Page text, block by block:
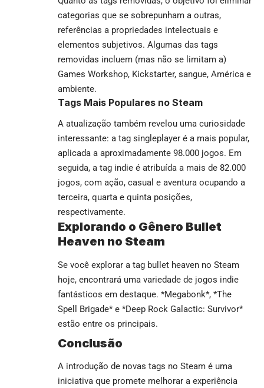
categorias que se sobrepunham a outras,
referências a propriedades intelectuais e
elementos subjetivos. Algumas das tags
removidas incluem (mas não se limitam a)
Games Workshop, Kickstarter, sangue, América e
ambiente.
Tags Mais Populares no Steam
A atualização também revelou uma curiosidade
interessante: a tag singleplayer é a mais popular,
aplicada a aproximadamente 98.000 jogos. Em
seguida, a tag indie é atribuída a mais de 82.000
jogos, com ação, casual e aventura ocupando a
terceira, quarta e quinta posições,
respectivamente.
Explorando o Gênero Bullet
Heaven no Steam
Se você explorar a tag bullet heaven no Steam
hoje, encontrará uma variedade de jogos indie
fantásticos em destaque. *Megabonk*, *The
Spell Brigade* e *Deep Rock Galactic: Survivor*
estão entre os principais.
Conclusão
A introdução de novas tags no Steam é uma
iniciativa que promete melhorar a experiência